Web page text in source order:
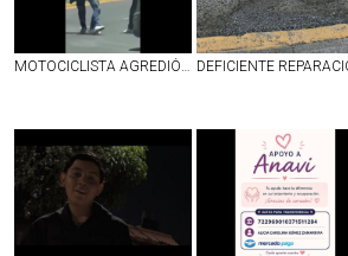
MOTOCICLISTA AGREDIÓ A UNOS ABUELITOS EN JESÚS MARÍA Y TERMINÓ SIENDO GOLPEADO | VIDEO